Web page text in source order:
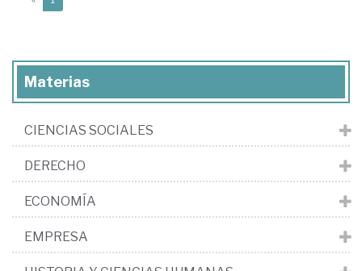
Materias
CIENCIAS SOCIALES
DERECHO
ECONOMÍA
EMPRESA